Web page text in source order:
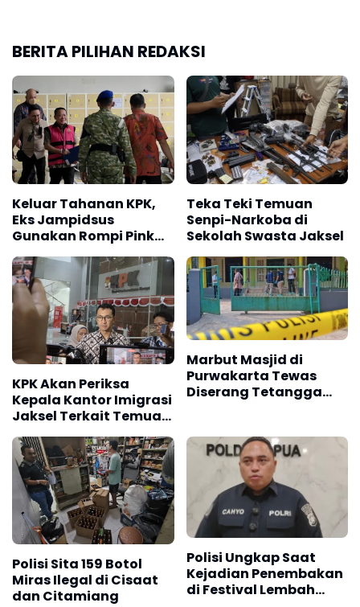
BERITA PILIHAN REDAKSI
Keluar Tahanan KPK,
Eks Jampidsus
Gunakan Rompi Pink
Teka Teki Temuan
Senpi-Narkoba di
Sekolah Swasta Jaksel
KPK Akan Periksa
Kepala Kantor Imigrasi
Jaksel Terkait Temuan
Uang
Marbut Masjid di
Purwakarta Tewas
Diserang Tetangga
Bukti Sajam
Polisi Sita 159 Botol
Miras Ilegal di Cisaat
dan Citamiang
Polisi Ungkap Saat
Kejadian Penembakan
di Festival Lembah